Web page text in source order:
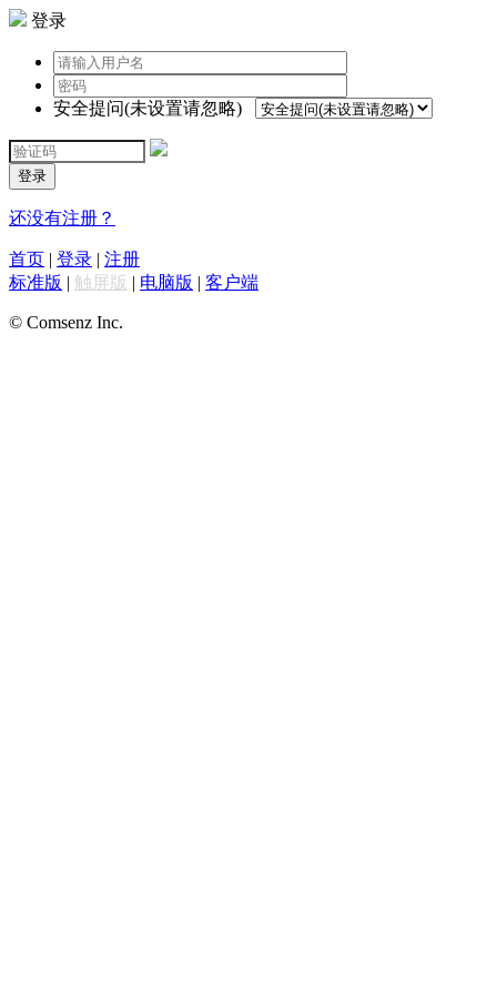
登录
安全提问(未设置请忽略)
登录
还没有注册？
首页 | 登录 | 注册
标准版 | 触屏版 | 电脑版 | 客户端
© Comsenz Inc.